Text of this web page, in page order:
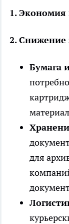
1.
2. Снижение
Бумага
для